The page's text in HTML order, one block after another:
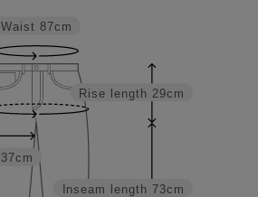
Inseam length 73cm
Rise length 29cm
37cm
Waist 87cm